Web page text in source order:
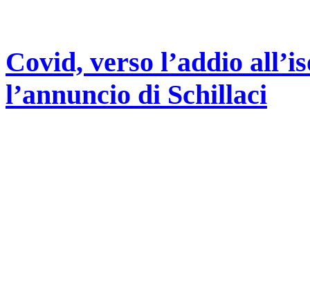
Covid, verso l’addio
l’annuncio di Schillaci